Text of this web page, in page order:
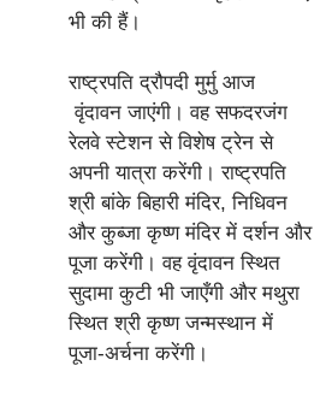
भी की हैं।
राष्ट्रपति द्रौपदी मुर्मु आज
वृंदावन जाएंगी। वह सफदरजंग
रेलवे स्टेशन से विशेष ट्रेन से
अपनी यात्रा करेंगी। राष्‍ट्रपति
श्री बांके बिहारी मंदिर, निधिवन
और कुब्जा कृष्ण मंदिर में दर्शन और
पूजा करेंगी। वह वृंदावन स्थित
सुदामा कुटी भी जाएँगी और मथुरा
स्थित श्री कृष्ण जन्मस्थान में
पूजा-अर्चना करेंगी।